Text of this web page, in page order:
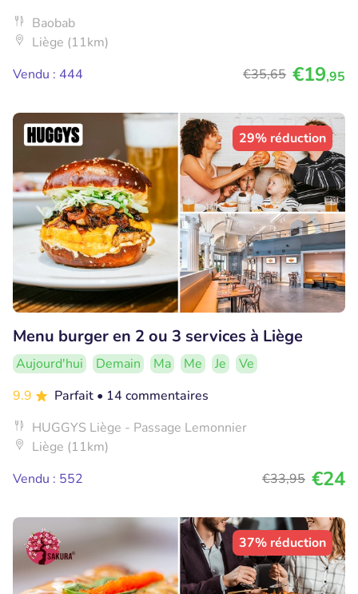
Baobab
Liège (11km)
Vendu : 444
€35,65 €19,95
29% réduction
Menu burger en 2 ou 3 services à Liège
Aujourd'hui Demain Ma Me Je
Ve
9.9
Parfait • 14 commentaires
HUGGYS Liège - Passage Lemonnier
Liège (11km)
Vendu : 552
€33,95 €24
37% réduction